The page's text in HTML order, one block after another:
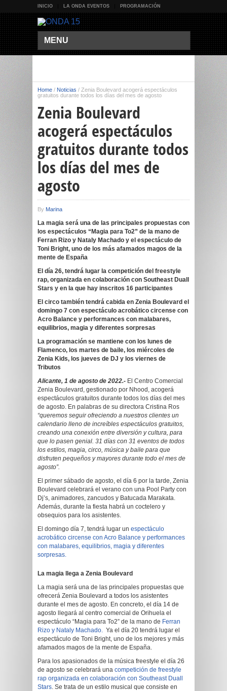
INICIO LA ONDA EVENTOS PROGRAMACIÓN
MENU
Home / Noticias / Zenia Boulevard acogerá espectáculos
gratuitos durante todos los días del mes de agosto
Zenia Boulevard
acogerá espectáculos
gratuitos durante todos
los días del mes de
agosto
By Marina
La magia será una de las principales propuestas con
los espectáculos “Magia para To2” de la mano de
Ferran Rizo y Nataly Machado y el espectáculo de
Toni Bright, uno de los más afamados magos de la
mente de España
El día 26, tendrá lugar la competición del freestyle
rap, organizada en colaboración con Southeast Duall
Stars y en la que hay inscritos 16 participantes
El circo también tendrá cabida en Zenia Boulevard el
domingo 7 con espectáculo acrobático circense con
Acro Balance y performances con malabares,
equilibrios, magia y diferentes sorpresas
La programación se mantiene con los lunes de
Flamenco, los martes de baile, los miércoles de
Zenia Kids, los jueves de DJ y los viernes de
Tributos
Alicante, 1 de agosto de 2022.- El Centro Comercial
Zenia Boulevard, gestionado por Nhood, acogerá
espectáculos gratuitos durante todos los días del mes
de agosto. En palabras de su directora Cristina Ros
“queremos seguir ofreciendo a nuestros clientes un
calendario lleno de increíbles espectáculos gratuitos,
creando una conexión entre diversión y cultura, para
que lo pasen genial. 31 días con 31 eventos de todos
los estilos, magia, circo, música y baile para que
disfruten pequeños y mayores durante todo el mes de
agosto”.
El primer sábado de agosto, el día 6 por la tarde, Zenia
Boulevard celebrará el verano con una Pool Party con
Dj’s, animadores, zancudos y Batucada Marakata.
Además, durante la fiesta habrá un coctelero y
obsequios para los asistentes.
El domingo día 7, tendrá lugar un espectáculo
acrobático circense con Acro Balance y performances
con malabares, equilibrios, magia y diferentes
sorpresas.
La magia llega a Zenia Boulevard
La magia será una de las principales propuestas que
ofrecerá Zenia Boulevard a todos los asistentes
durante el mes de agosto. En concreto, el día 14 de
agosto llegará al centro comercial de Orihuela el
espectáculo “Magia para To2” de la mano de Ferran
Rizo y Nataly Machado. Ya el día 20 tendrá lugar el
espectáculo de Toni Bright, uno de los mejores y más
afamados magos de la mente de España.
Para los apasionados de la música freestyle el día 26
de agosto se celebrará una competición de freestyle
rap organizada en colaboración con Southeast Duall
Stars. Se trata de un estilo musical que consiste en